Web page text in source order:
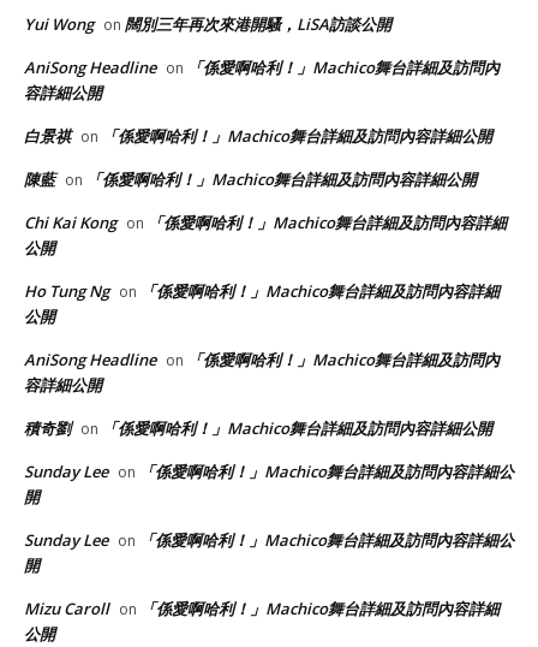
Yui Wong on 闊別三年再次來港開騷，LiSA訪談公開
AniSong Headline on
「係愛啊哈利！」Machico舞台詳細及訪問內
容詳細公開
白景祺 on
「係愛啊哈利！」Machico舞台詳細及訪問內容詳細公開
陳藍 on
「係愛啊哈利！」Machico舞台詳細及訪問內容詳細公開
Chi Kai Kong on
「係愛啊哈利！」Machico舞台詳細及訪問內容詳細
公開
Ho Tung Ng on
「係愛啊哈利！」Machico舞台詳細及訪問內容詳細
公開
AniSong Headline on
「係愛啊哈利！」Machico舞台詳細及訪問內
容詳細公開
積奇劉 on
「係愛啊哈利！」Machico舞台詳細及訪問內容詳細公開
Sunday Lee on
「係愛啊哈利！」Machico舞台詳細及訪問內容詳細公
開
Sunday Lee on
「係愛啊哈利！」Machico舞台詳細及訪問內容詳細公
開
Mizu Caroll on
「係愛啊哈利！」Machico舞台詳細及訪問內容詳細
公開